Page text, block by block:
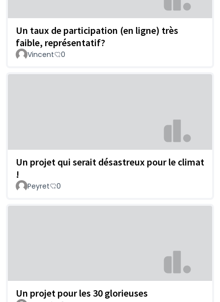
Un taux de participation (en ligne) très
faible, représentatif?
Vincent 0
Un projet qui serait désastreux pour le climat
!
Peyret 0
Un projet pour les 30 glorieuses